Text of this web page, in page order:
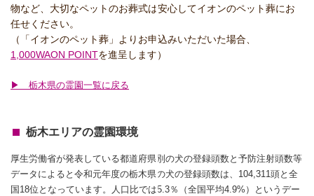
物など、大切なペットのお葬式は安心してイオンのペット葬にお
任せください。
（「イオンのペット葬」よりお申込みいただいた場合、
1,000WAON POINTを進呈します）
▶ 栃木県の霊園一覧に戻る
栃木エリアの霊園環境
厚生労働省が発表している都道府県別の犬の登録頭数と予防注射頭数等
データによると令和元年度の栃木県の犬の登録頭数は、104,311頭と全
国18位となっています。人口比では5.3％（全国平均4.9%）というデー